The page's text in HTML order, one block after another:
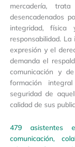
mercadería,
desencadenados
integridad, física
responsabilidad.
expresión y el
demanda el
comunicación y
formación
seguridad de
calidad de sus
479 asistentes
comunicación,